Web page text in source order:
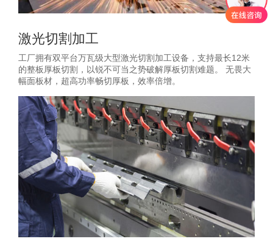
激光切割加工
工厂拥有双平台万瓦级大型激光切割加工设备，支持最长12米
的整板厚板切割，以锐不可当之势破解厚板切割难题。 无畏大
幅面板材，超高功率畅切厚板，效率倍增。